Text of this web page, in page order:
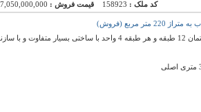
کد ملک : 158923 قیمت فروش : 7,050,000,000 تومان
مربع (فروش)
پیش فروش واحدهای یک ساختمان 12 طبقه و هر طبقه 4 واحد با